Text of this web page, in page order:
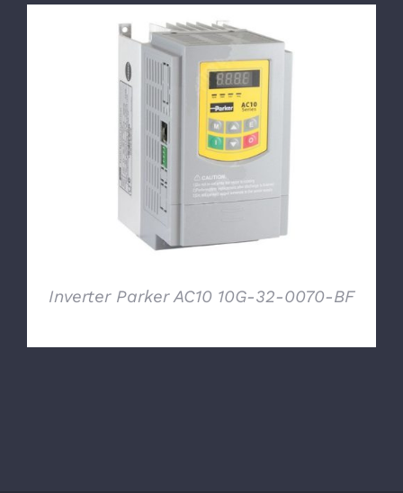
DETTAGLI
Inverter Parker AC10 10G-32-0070-BF